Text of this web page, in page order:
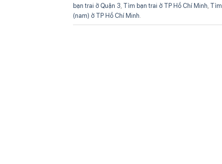
bạn trai ở Quận 3 Tìm bạn trai ở TP Hồ Chí Minh
(nam) ở TP Hồ Chí Minh